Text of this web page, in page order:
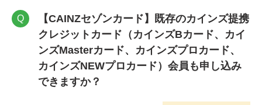
Q
【CAINZセゾンカード】既存のカインズ提携
クレジットカード（カインズBカード、カイ
ンズMasterカード、カインズプロカード、
カインズNEWプロカード）会員も申し込み
できますか？